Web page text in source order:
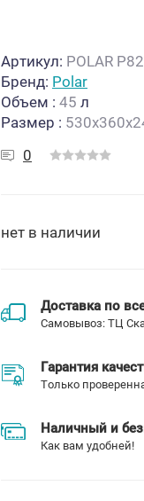
Артикул: POLAR
Бренд: Polar
Объем : 45 л
Размер :
0
нет в наличии
Доставка по
Самовывоз: ТЦ
Гарантия
Только
Наличный и
Как вам удобней!